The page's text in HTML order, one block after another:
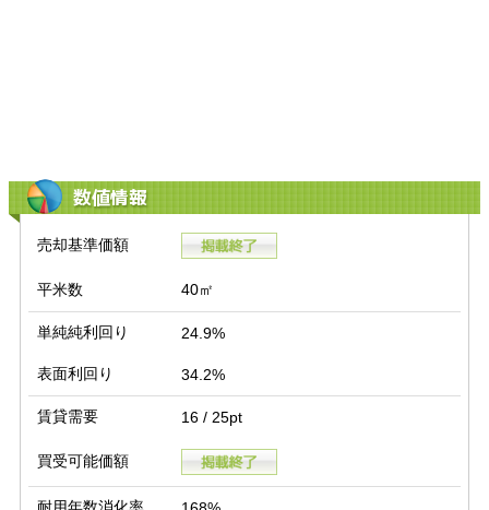
数値情報
売却基準価額
平米数 40㎡
単純純利回り 24.9%
表面利回り 34.2%
賃貸需要 16 / 25pt
買受可能価額